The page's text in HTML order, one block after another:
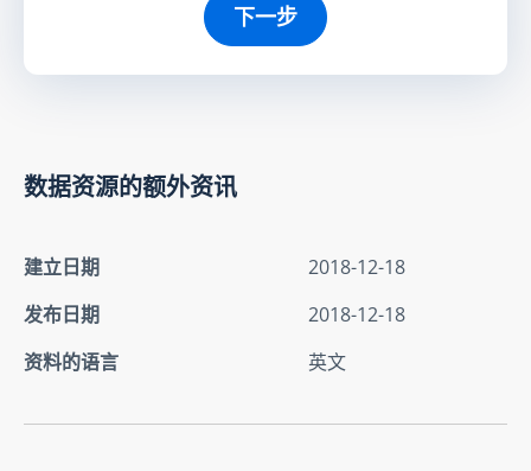
下一步
数据资源的额外资讯
建立日期
2018-12-18
发布日期
2018-12-18
资料的语言
英文